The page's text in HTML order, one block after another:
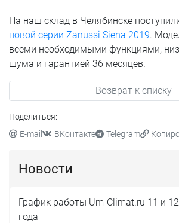
Новости
График работы Um-Climat.ru 11 и
года
На наш склад в Челябинске
новой серии Zanussi Siena 2019.
всеми необходимыми функциями,
шума и гарантией 36 месяцев.
Возврат к списку
Поделиться:
E-mail
ВКонтакте Telegram